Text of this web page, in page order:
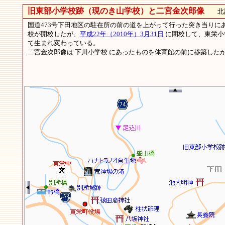
旧東部小学校跡（現のき山学校）と二宮金次郎像北設
国道473号下田地区の駐在所の前の道を上がって行った突き当りに
校が開校したが、 平成22年（2010年）3月31日 に閉校して、東栄
て生まれ変わっている。
二宮金次郎像は 下川小学校 にあったものを体育館の前に移築した